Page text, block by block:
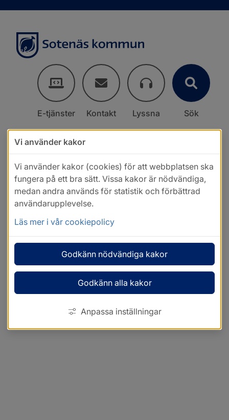
E-tjänster Kontakt Lyssna Sök
Vi använder kakor
Vi använder kakor (cookies) för att webbplatsen ska
fungera på ett bra sätt. Vissa kakor är nödvändiga,
medan andra används för statistik och förbättrad
användarupplevelse.
Läs mer i vår cookiepolicy
Godkänn nödvändiga kakor
Godkänn alla kakor
Anpassa inställningar